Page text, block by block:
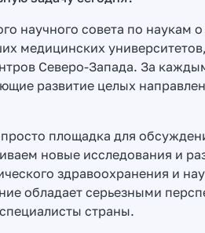
научного совета по наукам
медицинских
Северо-Запада. За
развитие целых
площадка для
новые исследования и
здравоохранения и
обладает серьезными
страны.